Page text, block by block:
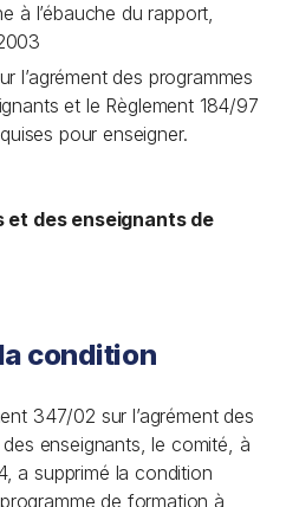
à l’ébauche du rapport,
l’agrément des programmes
et le Règlement 184/97
pour enseigner.
et des enseignants de
condition
347/02 sur l’agrément des
enseignants, le comité, à
a supprimé la condition
de formation à